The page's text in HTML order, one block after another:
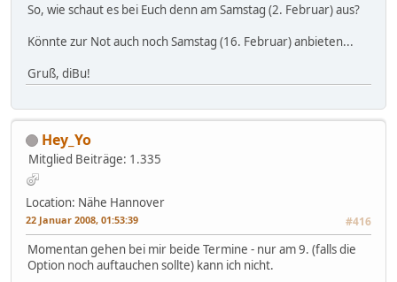
So, wie schaut es bei Euch denn am Samstag (2. Februar) aus?
Könnte zur Not auch noch Samstag (16. Februar) anbieten...
Gruß, diBu!
Hey_Yo
Mitglied Beiträge: 1.335
Location: Nähe Hannover
22 Januar 2008, 01:53:39 #416
Momentan gehen bei mir beide Termine - nur am 9. (falls die
Option noch auftauchen sollte) kann ich nicht.